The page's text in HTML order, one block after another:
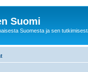
Suomi
Suomesta ja sen